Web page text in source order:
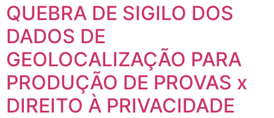
QUEBRA DE SIGILO DOS
DADOS DE
GEOLOCALIZAÇÃO PARA
PRODUÇÃO DE PROVAS x
DIREITO À PRIVACIDADE